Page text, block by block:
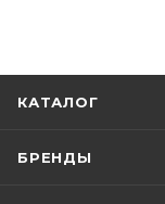
КАТАЛОГ
БРЕНДЫ